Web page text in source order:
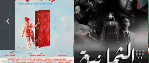
Fueron
los Días
Eight